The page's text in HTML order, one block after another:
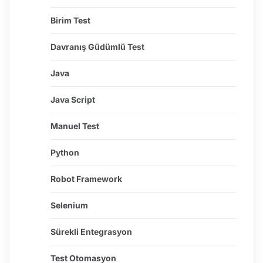
Birim Test
Davranış Güdümlü Test
Java
Java Script
Manuel Test
Python
Robot Framework
Selenium
Sürekli Entegrasyon
Test Otomasyon